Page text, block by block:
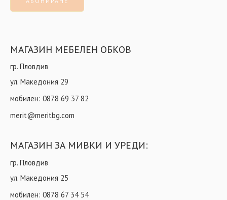
МАГАЗИН МЕБЕЛЕН ОБКОВ
гр. Пловдив
ул. Македония 29
мобилен: 0878 69 37 82
merit@meritbg.com
МАГАЗИН ЗА МИВКИ И УРЕДИ:
гр. Пловдив
ул. Македония 25
мобилен: 0878 67 34 54